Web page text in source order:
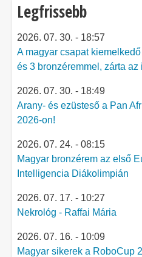
Legfrissebb
2026. 07. 30. - 18:57
A magyar csapat
és 3 bronzéremmel, zárta az
2026. 07. 30. - 18:49
Arany- és ezüsteső a Pan
2026-on!
2026. 07. 24. - 08:15
Magyar bronzérem az első
Intelligencia Diákolimpián
2026. 07. 17. - 10:27
Nekrológ - Raffai Mária
2026. 07. 16. - 10:09
Magyar sikerek a RoboCup